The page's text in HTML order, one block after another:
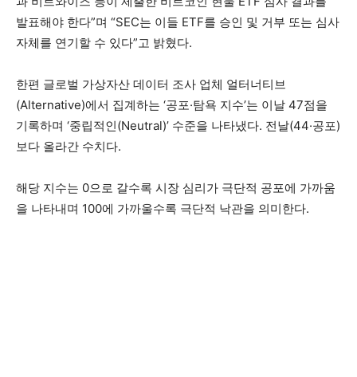
발표해야 한다”며 “SEC는 이들 ETF를 승인 및 거부 또는 심사
자체를 연기할 수 있다”고 밝혔다.
한편 글로벌 가상자산 데이터 조사 업체 얼터너티브
(Alternative)에서 집계하는 ‘공포·탐욕 지수’는 이날 47점을
기록하며 ‘중립적인(Neutral)’ 수준을 나타냈다. 전날(44·공포)
보다 올라간 수치다.
해당 지수는 0으로 갈수록 시장 심리가 극단적 공포에 가까움
을 나타내며 100에 가까울수록 극단적 낙관을 의미한다.